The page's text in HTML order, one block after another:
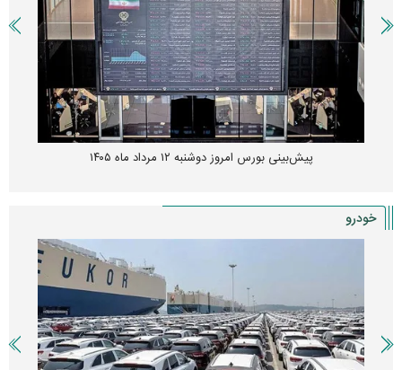
پیش‌بینی بورس امروز دوشنبه ۱۲ مرداد ماه ۱۴۰۵
خودرو